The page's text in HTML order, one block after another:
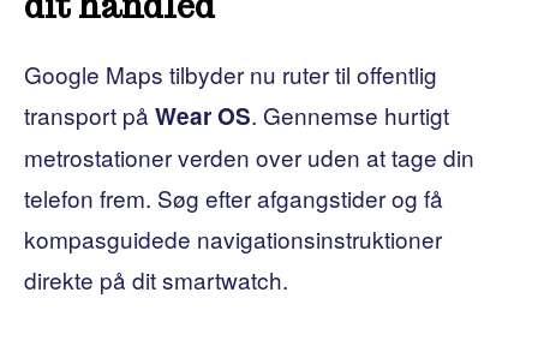
Google Maps tilbyder nu ruter til offentlig
transport på Wear OS. Gennemse hurtigt
metrostationer verden over uden at tage din
telefon frem. Søg efter afgangstider og få
kompasguidede navigationsinstruktioner
direkte på dit smartwatch.